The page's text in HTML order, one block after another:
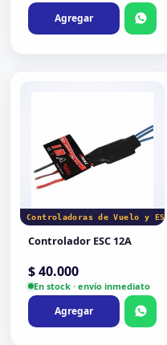
Agregar
Controladoras de Vuelo y ESC
Controlador ESC 12A
$40.000
En stock · envío inmediato
Agregar